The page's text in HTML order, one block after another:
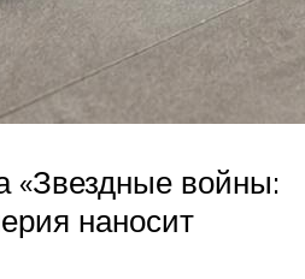
«Звездные войны:
наносит